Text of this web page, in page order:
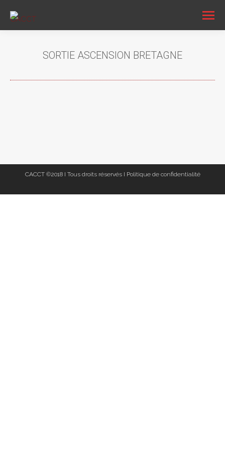
SORTIE ASCENSION BRETAGNE
CACCT ©2018 I Tous droits réservés I Politique de confidentialité